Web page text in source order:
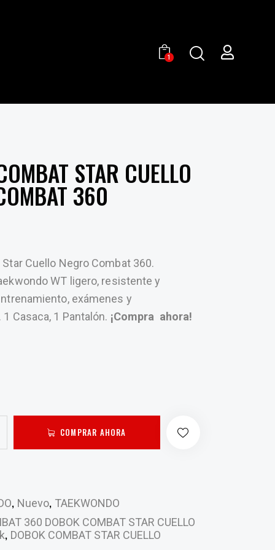
1
STAR CUELLO
360
Cuello Negro Combat 360.
WT ligero, resistente y
exámenes y
1 Casaca, 1 Pantalón. ¡Compra ahora!
COMPRAR AHORA
, Nuevo, TAEKWONDO
360 DOBOK COMBAT STAR CUELLO
, DOBOK COMBAT STAR CUELLO